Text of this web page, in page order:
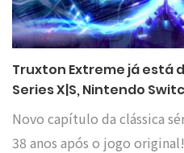
Truxton Extreme já está
Series X|S, Nintendo
Novo capítulo da clássica
38 anos após o jogo